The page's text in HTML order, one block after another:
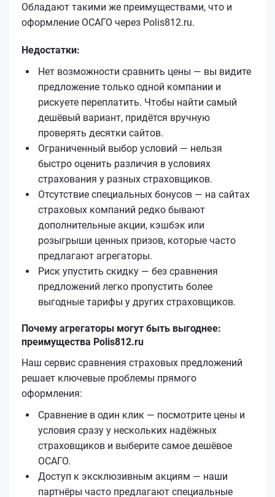
Обладают такими же преимуществами, что и
оформление ОСАГО через Polis812.ru.
Недостатки:
Нет возможности сравнить цены — вы видите
предложение только одной компании и
рискуете переплатить. Чтобы найти самый
дешёвый вариант, придётся вручную
проверять десятки сайтов.
Ограниченный выбор условий — нельзя
быстро оценить различия в условиях
страхования у разных страховщиков.
Отсутствие специальных бонусов — на сайтах
страховых компаний редко бывают
дополнительные акции, кэшбэк или
розыгрыши ценных призов, которые часто
предлагают агрегаторы.
Риск упустить скидку — без сравнения
предложений легко пропустить более
выгодные тарифы у других страховщиков.
Почему агрегаторы могут быть выгоднее:
преимущества Polis812.ru
Наш сервис сравнения страховых предложений
решает ключевые проблемы прямого
оформления:
Сравнение в один клик — посмотрите цены и
условия сразу у нескольких надёжных
страховщиков и выберите самое дешёвое
ОСАГО.
Доступ к эксклюзивным акциям — наши
партнёры часто предлагают специальные